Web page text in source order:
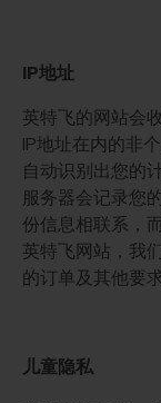
IP地址
英特飞的网站会
IP地址在内的非
自动识别出您的
服务器会记录您
份信息相联系，
英特飞网站，我
的订单及其他要求
儿童隐私